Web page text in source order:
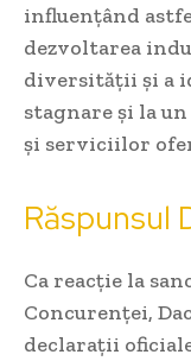
influențând
dezvoltarea
diversității și a
stagnare și la
și serviciilor
Răspunsul
Ca reacție la
Concurenței,
declarații